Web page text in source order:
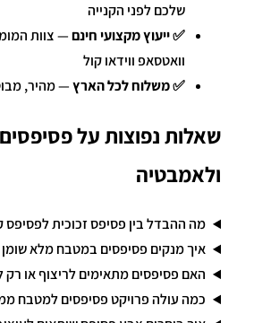
שלכם לפני הקנייה
✅ייעוץ מקצועי חינם— צוות
וואטסאפ ווידאו קול
✅משלוח לכל הארץ— מהיר,
שאלות נפוצות על
ולאמבטיה
מה ההבדל בין פסיפס זכוכית
איך מנקים פסיפסים במטבח מלא
האם פסיפסים מתאימים לריצוף או רק
כמה עולה פרויקט פסיפסים למטבח